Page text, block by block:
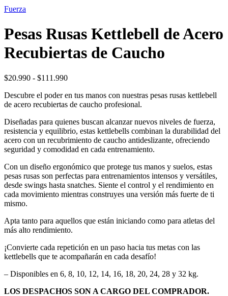
Fuerza
Pesas Rusas Kettlebell de Acero
Recubiertas de Caucho
$20.990 - $111.990Rango
precios:
desde
hasta
$111.990
Descubre el poder en tus manos con nuestras pesas rusas kettlebell
de acero recubiertas de caucho profesional.
Diseñadas para quienes buscan alcanzar nuevos niveles de fuerza,
resistencia y equilibrio, estas kettlebells combinan la durabilidad del
acero con un recubrimiento de caucho antideslizante, ofreciendo
seguridad y comodidad en cada entrenamiento.
Con un diseño ergonómico que protege tus manos y suelos, estas
pesas rusas son perfectas para entrenamientos intensos y versátiles,
desde swings hasta snatches. Siente el control y el rendimiento en
cada movimiento mientras construyes una versión más fuerte de ti
mismo.
Apta tanto para aquellos que están iniciando como para atletas del
más alto rendimiento.
¡Convierte cada repetición en un paso hacia tus metas con las
kettlebells que te acompañarán en cada desafío!
– Disponibles en 6, 8, 10, 12, 14, 16, 18, 20, 24, 28 y 32 kg.
LOS DESPACHOS SON A CARGO DEL COMPRADOR.